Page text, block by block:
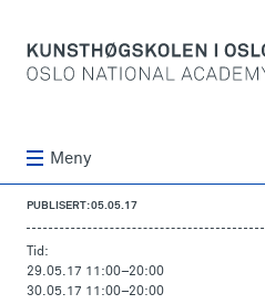
Meny
PUBLISERT: 05.05.17
Tid:
29.05.17 11:00–20:00
30.05.17 11:00–20:00